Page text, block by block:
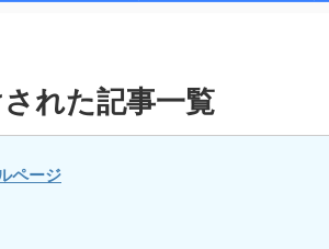
された記事一覧
ページ